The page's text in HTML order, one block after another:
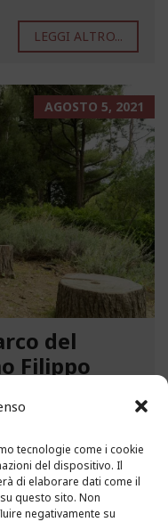
tecnologie come i cookie
del dispositivo. Il
di elaborare dati come il
questo sito. Non
negativamente su
LEGGI ALTRO...
AGOSTO 5, 2021
del
Filippo
verde di
parlando del
Filippo Novaro” di
Un tempo